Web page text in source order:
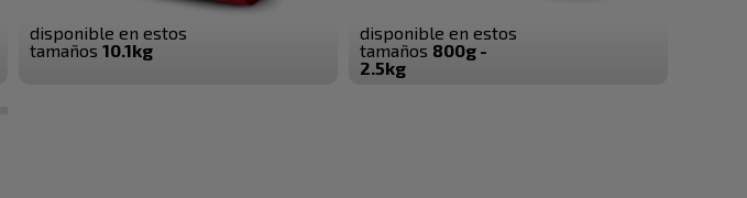
disponible en estos
tamaños 10.1kg
disponible en estos
tamaños 800g -
2.5kg